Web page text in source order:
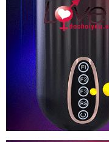
Bản
FreeLander